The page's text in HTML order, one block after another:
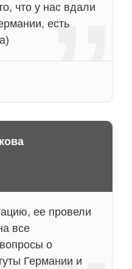
что у нас вдали
есть
ее провели
все
о
Германии и